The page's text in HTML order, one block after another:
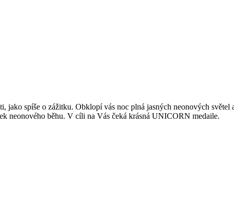
spíše o zážitku. Obklopí vás noc plná jasných neonových světel
neonového běhu. V cíli na Vás čeká krásná UNICORN medaile.